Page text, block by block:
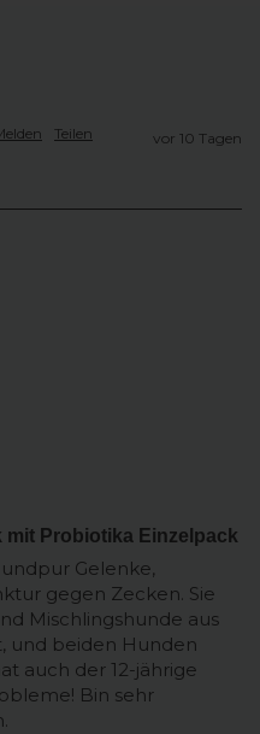
Teilen vor 10 Tagen
Probiotika Einzelpack
Gelenke,
gegen Zecken. Sie
Mischlingshunde aus
und beiden Hunden
auch der 12-jährige
Bin sehr